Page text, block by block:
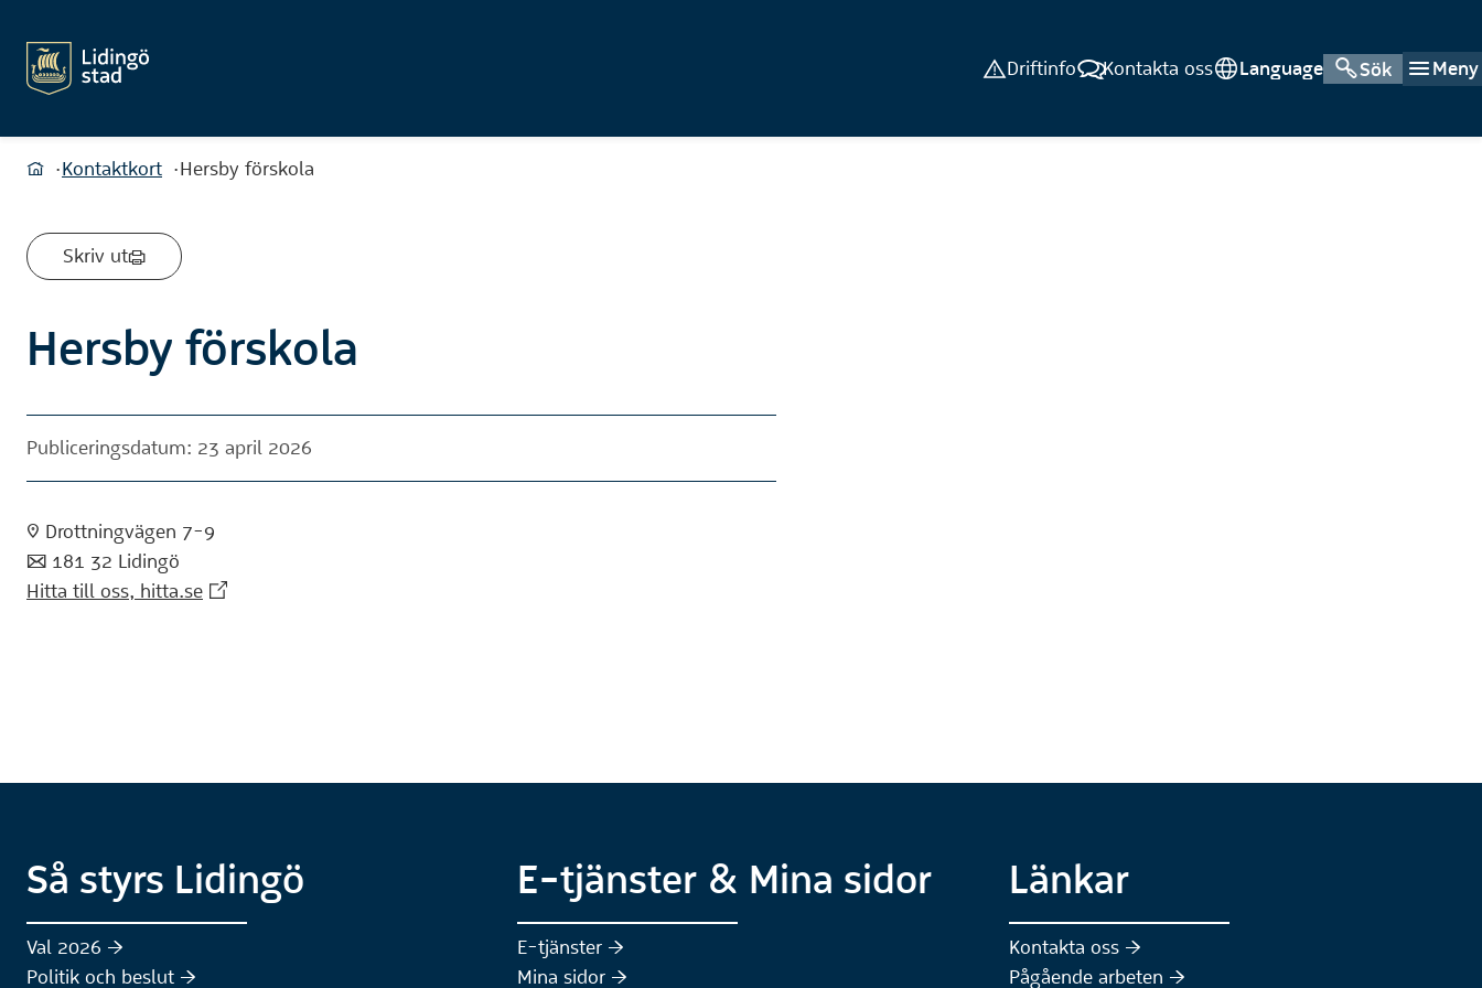
Sök Meny
Driftinfo Kontakta oss Language
Du är här:
Hem
Kontaktkort Hersby förskola
Skriv ut
Hersby förskola
Publiceringsdatum: 23 april 2026
:pin: Drottningvägen 7-9
:post: 181 32 Lidingö
Hitta till oss, hitta.se(Extern webbplats)
Så styrs Lidingö
Val 2026 :höger:
Politik och beslut :höger:
E-tjänster & Mina sidor
E-tjänster :höger:
Mina sidor :höger:
Länkar
Kontakta oss :höger:
Pågående arbeten :höger: